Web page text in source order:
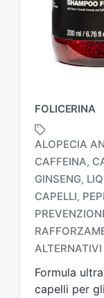
FOLICERINA
T
a
g
a
t
o
ALOPECIA
CAFFEINA,
GINSENG,
CAPELLI,
Formula
capelli per